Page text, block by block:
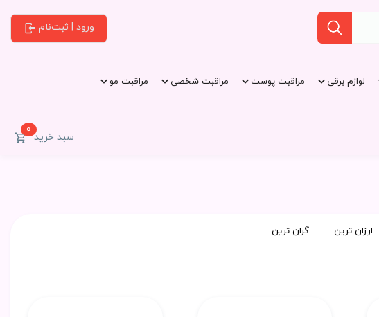
ورود | ثبت‌نام
لوازم برقی مراقبت پوست مراقبت شخصی
مراقبت مو
سبد خرید0
ارزان ترین گران ترین